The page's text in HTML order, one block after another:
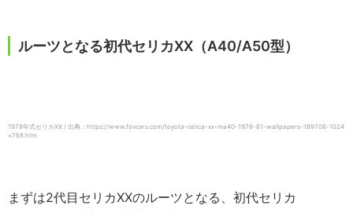
ルーツとなる初代セリカXX（A40/A50型）
1978年式セリカXX / 出典：https://www.favcars.com/toyota-celica-xx-ma40-1978-81-wallpapers-189708-1024
×768.htm
まずは2代目セリカXXのルーツとなる、初代セリカ